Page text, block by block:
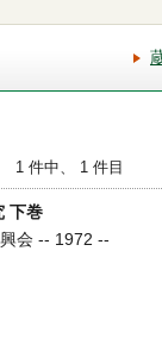
1 件中、 1 件目
下巻
会 -- 1972 --